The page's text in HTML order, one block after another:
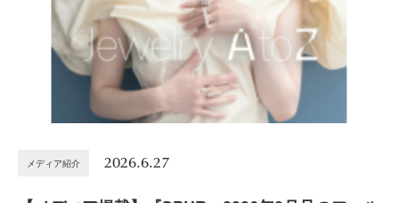
メディア紹介 2026.6.27